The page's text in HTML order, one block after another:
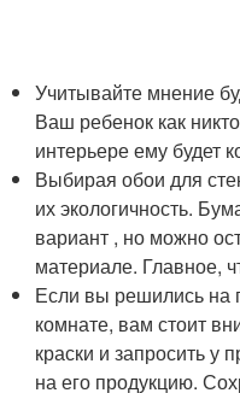
Учитывайте мнение
Ваш ребенок как
интерьере ему будет
Выбирая обои для
их экологичность.
вариант , но можно
материале. Главное,
Если вы решились на
комнате, вам стоит
краски и запросить у
на его продукцию.